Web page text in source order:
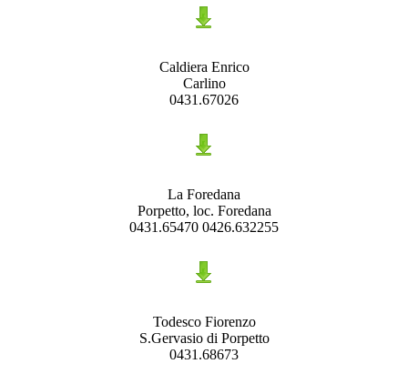
Caldiera Enrico
Carlino
0431.67026
La Foredana
Porpetto, loc. Foredana
0431.65470 0426.632255
Todesco Fiorenzo
S.Gervasio di Porpetto
0431.68673